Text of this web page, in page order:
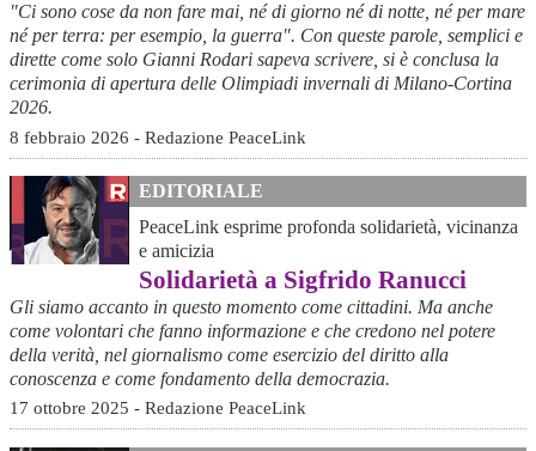
"Ci sono cose da non fare mai, né di giorno né di notte, né per mare
né per terra: per esempio, la guerra". Con queste parole, semplici e
dirette come solo Gianni Rodari sapeva scrivere, si è conclusa la
cerimonia di apertura delle Olimpiadi invernali di Milano-Cortina
2026.
8 febbraio 2026 - Redazione PeaceLink
EDITORIALE
PeaceLink esprime profonda solidarietà, vicinanza
e amicizia
Solidarietà a Sigfrido Ranucci
Gli siamo accanto in questo momento come cittadini. Ma anche
come volontari che fanno informazione e che credono nel potere
della verità, nel giornalismo come esercizio del diritto alla
conoscenza e come fondamento della democrazia.
17 ottobre 2025 - Redazione PeaceLink